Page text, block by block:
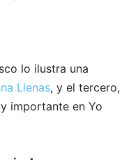
lo ilustra una
Llenas, y el tercero,
importante en Yo